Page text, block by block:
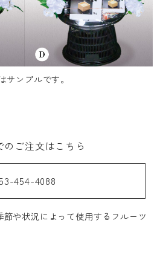
ンプルです。
のご注文はこちら
454-4088
や状況によって使用するフルーツ